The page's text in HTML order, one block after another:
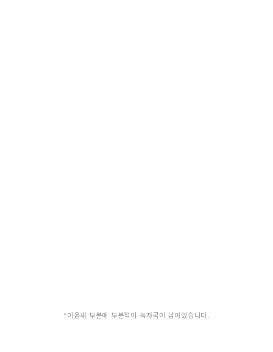
*이음새 부분에 부분적이 녹자국이 남아있습니다.